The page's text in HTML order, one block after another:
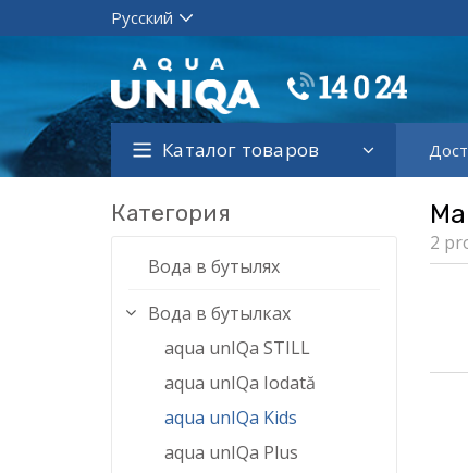
Каталог товаров
Категория
Вода в бутылях
Вода в бутылках
aqua unIQa STILL
aqua unIQa Iodată
aqua unIQa Kids
aqua unIQa Plus
2